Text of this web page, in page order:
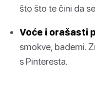
što što te čini da
Voće i orašasti
smokve, bademi.
s Pinteresta.